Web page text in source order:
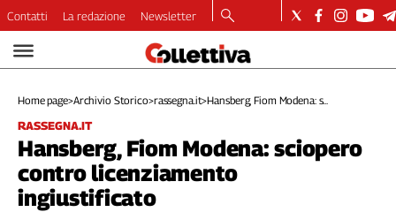
Video
Dirette
Longform
Copertine
Economia
Lavoro
Contatti La redazione Newsletter
Home page>Archivio Storico>rassegna.it>Hansberg, Fiom Modena: s...
RASSEGNA.IT
Hansberg, Fiom Modena: sciopero
contro licenziamento
ingiustificato